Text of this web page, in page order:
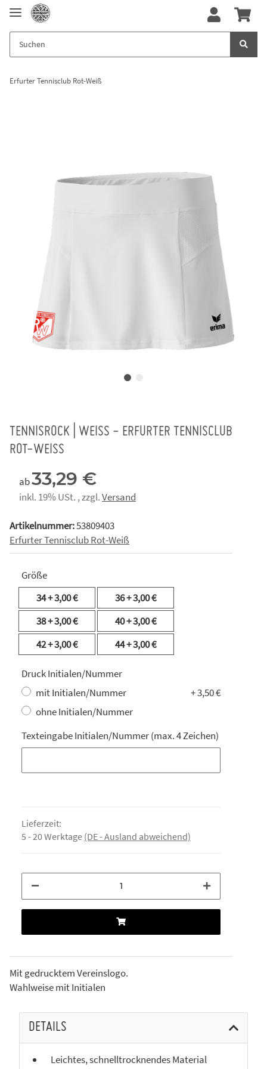
Erfurter Tennisclub Rot-Weiß
TENNISROCK | WEISS - ERFURTER TENNISCLUB
ROT-WEISS
ab33,29 €
inkl. 19% USt. , zzgl.Versand
Artikelnummer:53809403
Erfurter Tennisclub Rot-Weiß
Größe
34+ 3,00 € 36+ 3,00 €
38+ 3,00 € 40+ 3,00 €
42+ 3,00 € 44+ 3,00 €
Druck Initialen/Nummer
mit Initialen/Nummer
+ 3,50 €
ohne Initialen/Nummer
Texteingabe Initialen/Nummer (max. 4 Zeichen)
Lieferzeit:
5 - 20 Werktage (DE - Ausland abweichend)
Mit gedrucktem Vereinslogo.
Wahlweise mit Initialen
DETAILS
Leichtes, schnelltrocknendes Material